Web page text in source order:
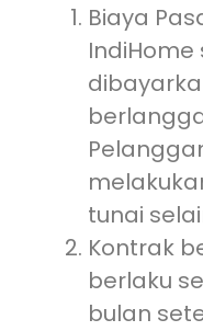
Biaya
IndiHome
tunai
Kontrak
berlaku
bulan